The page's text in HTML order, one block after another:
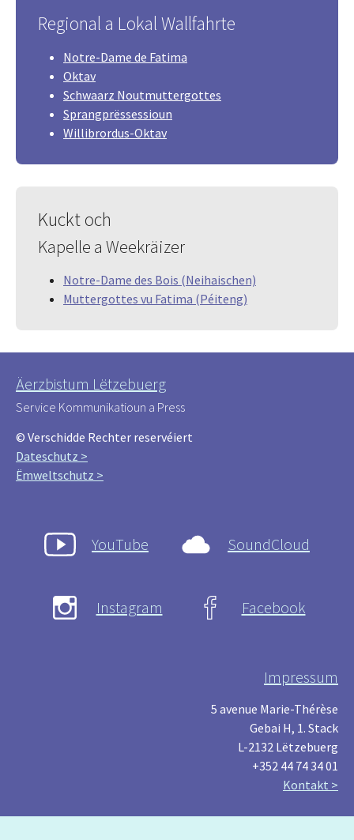
Regional a Lokal Wallfahrte
Notre-Dame de Fatima
Oktav
Schwaarz Noutmuttergottes
Sprangprëssessioun
Willibrordus-Oktav
Kuckt och
Kapelle a Weekräizer
Notre-Dame des Bois (Neihaischen)
Muttergottes vu Fatima (Péiteng)
Äerzbistum Lëtzebuerg
Service Kommunikatioun a Press
© Verschidde Rechter reservéiert
Dateschutz >
Ëmweltschutz >
YouTube SoundCloud
Instagram Facebook
Impressum
5 avenue Marie-Thérèse
Gebai H, 1. Stack
L-2132 Lëtzebuerg
+352 44 74 34 01
Kontakt >